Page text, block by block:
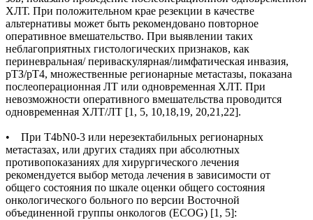
ХЛТ. При положительном крае резекции в качестве
альтернативы может быть рекомендовано повторное
оперативное вмешательство. При выявлении таких
неблагоприятных гистологических признаков, как
периневральная/ периваскулярная/лимфатическая инвазия,
рТЗ/рТ4, множественные регионарные метастазы, показана
послеоперационная ЛТ или одновременная ХЛТ. При
невозможности оперативного вмешательства проводится
одновременная ХЛТ/ЛТ [1, 5, 10,18,19, 20,21,22].
• При T4bN0-3 или нерезектабильных регионарных
метастазах, или других стадиях при абсолютных
противопоказаниях для хирургического лечения
рекомендуется выбор метода лечения в зависимости от
общего состояния по шкале оценки общего состояния
онкологического больного по версии Восточной
объединенной группы онкологов (ECOG) [1, 5]: